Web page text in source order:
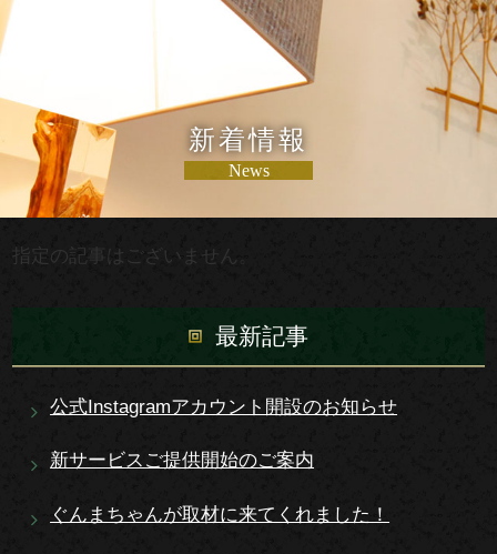
新着情報
News
指定の記事はございません。
最新記事
公式Instagramアカウント開設のお知らせ
新サービスご提供開始のご案内
ぐんまちゃんが取材に来てくれました！